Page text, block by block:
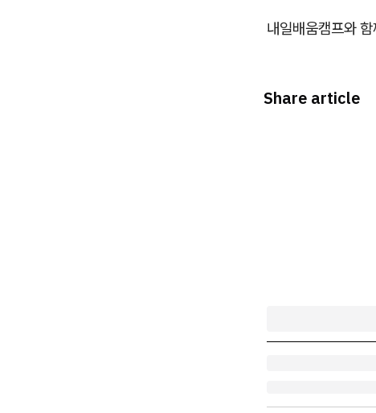
내일배움캠프와
Share article